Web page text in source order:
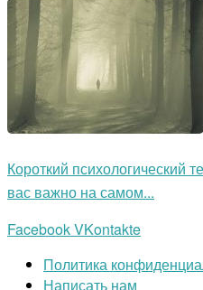
Короткий психологический
вас важно на самом...
FacebookVKontakte
Политика
Написать нам